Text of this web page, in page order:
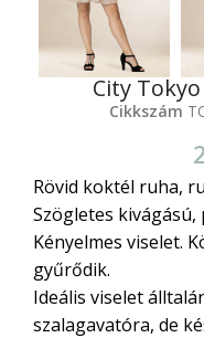
City
Cikkszám
Rövid koktél ruha,
Szögletes kivágású,
Kényelmes viselet.
gyűrődik.
Ideális viselet
szalagavatóra, de